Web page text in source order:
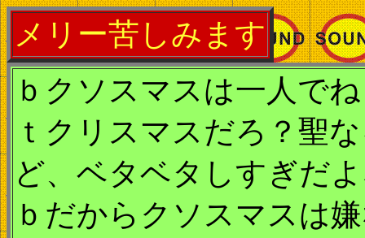
メリー苦しみます
ｂクソスマスは一人で
ｔクリスマスだろ？聖
ど、ベタベタしすぎだ
ｂだからクソスマスは